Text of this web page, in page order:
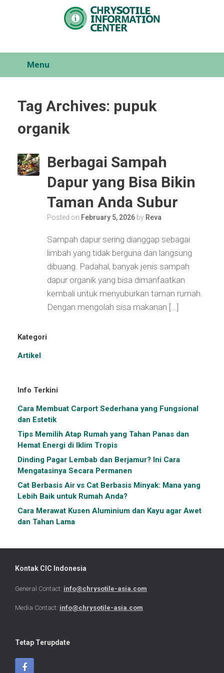
Menu
Tag Archives: pupuk
organik
Berbagai Sampah
Dapur yang Bisa Bikin
Taman Anda Subur
Posted on February 5, 2026 by Reva
Sampah dapur sering dianggap sebagai
limbah yang tidak berguna dan langsung
dibuang. Padahal, banyak jenis sampah
dapur organik yang bisa dimanfaatkan
kembali untuk menyuburkan taman rumah.
Dengan mengolah sisa makanan […]
Kategori
Artikel
Info Terkini
Cara Membuat Carport Sederhana yang Fungsional
dan Estetik
Tips Memilih Atap Rumah yang Tahan Panas dan
Hemat Energi di Iklim Tropis
Dinding Pagar Lembab dan Berjamur? Ini Cara
Mengatasinya Secara Permanen
Cat Berbasis Air vs Cat Berbasis Minyak: Mana yang
Lebih Baik untuk Rumah Anda?
Cara Merawat Kusen Aluminium dan Kayu agar Awet
dan Tahan Lama
Kontak CIC Indonesia
General Contact: info@chrysotile-asia.com
Media Contact: info@chrysotile-asia.com
Tetap Terupdate